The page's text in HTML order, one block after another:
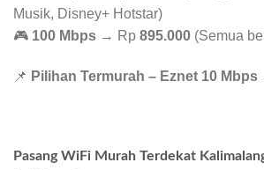
Musik, Disney+ Hotstar)
🎮 100 Mbps → Rp 895.000 (Semua
📌 Pilihan Termurah – Eznet 10 Mbps
Pasang WiFi Murah Terdekat